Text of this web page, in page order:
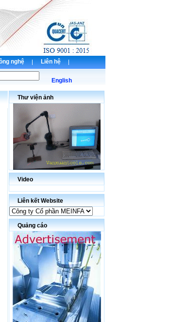
nghệ Liên hệ
English
Thư viện ảnh
Video
Liên kết Website
Quảng cáo